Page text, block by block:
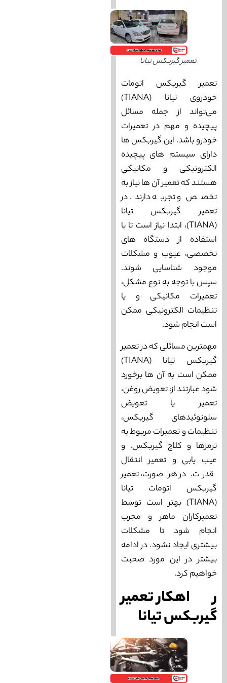
تعمیر گیربکس تیانا
تعمیر گیربکس اتومات
خودروی تیانا (TIANA)
می‌تواند از جمله مسائل
پیچیده و مهم در تعمیرات
خودرو باشد. این گیربکس‌ ها
دارای سیستم ‌های پیچیده
الکترونیکی و مکانیکی
هستند که تعمیر آن ها نیاز به
تخصص و تجربه دارند. در
تعمیر گیربکس تیانا
(TIANA)، ابتدا نیاز است تا با
استفاده از دستگاه‌ های
تخصصی، عیوب و مشکلات
موجود شناسایی شوند.
سپس با توجه به نوع مشکل،
تعمیرات مکانیکی و یا
تنظیمات الکترونیکی ممکن
است انجام شود.
مهمترین مسائلی که در تعمیر
گیربکس تیانا (TIANA)
ممکن است به آن ها برخورد
شود عبارتند از: تعویض روغن،
تعمیر یا تعویض
سلونوئیدهای گیربکس،
تنظیمات و تعمیرات مربوط به
ترمزها و کلاچ گیربکس، و
عیب یابی و تعمیر انتقال
قدرت. در هر صورت، تعمیر
گیربکس اتومات تیانا
(TIANA) بهتر است توسط
تعمیرکاران ماهر و مجرب
انجام شود تا مشکلات
بیشتری ایجاد نشود. در ادامه
بیشتر در این مورد صحبت
خواهیم کرد.
راهکار تعمیر
گیربکس تیانا